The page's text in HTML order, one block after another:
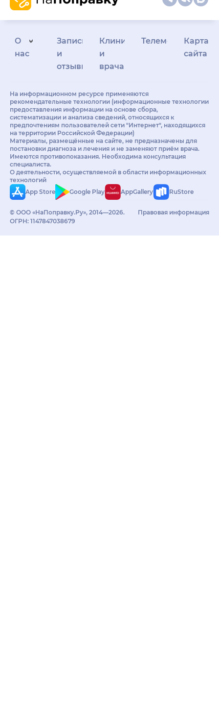
О
нас
Запись
и
отзывы
Клиникам
и
врачам
Телемедицина
Карта
сайта
На информационном ресурсе применяются
рекомендательные технологии (информационные технологии
предоставления информации на основе сбора,
систематизации и анализа сведений, относящихся к
предпочтениям пользователей сети "Интернет", находящихся
на территории Российской Федерации)
Материалы, размещённые на сайте, не предназначены для
постановки диагноза и лечения и не заменяют приём врача.
Имеются противопоказания. Необходима консультация
специалиста.
О деятельности, осуществляемой в области информационных
технологий
App Store
Google Play AppGallery RuStore
© ООО «НаПоправку.Ру», 2014—2026.
ОГРН: 1147847038679
Правовая информация